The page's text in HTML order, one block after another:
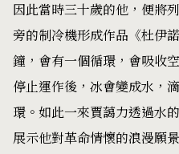
因此當時三十歲的他，便將
旁的制冷機形成作品《杜伊
鐘，會有一個循環，會吸收
停止運作後，冰會變成水，
環。如此一來賈藹力透過水
展示他對革命情懷的浪漫願